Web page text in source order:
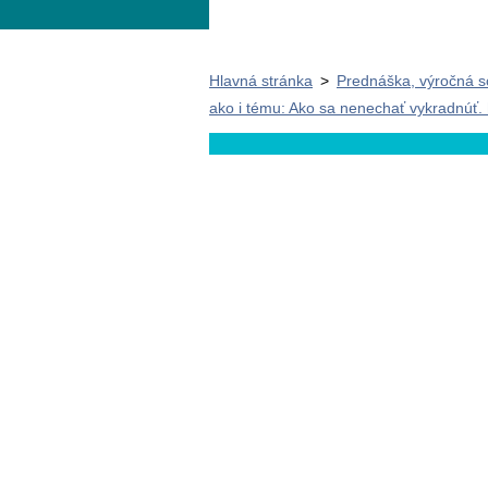
Hlavná stránka > Prednáška, výročná
ako i tému: Ako sa nenechať